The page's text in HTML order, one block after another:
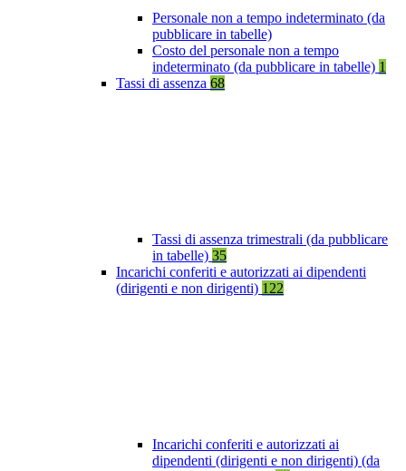
Personale non a tempo indeterminato (da
pubblicare in tabelle)
Costo del personale non a tempo
indeterminato (da pubblicare in tabelle) 1
Tassi di assenza 68
Tassi di assenza trimestrali (da pubblicare
in tabelle) 35
Incarichi conferiti e autorizzati ai dipendenti
(dirigenti e non dirigenti) 122
Incarichi conferiti e autorizzati ai
dipendenti (dirigenti e non dirigenti) (da